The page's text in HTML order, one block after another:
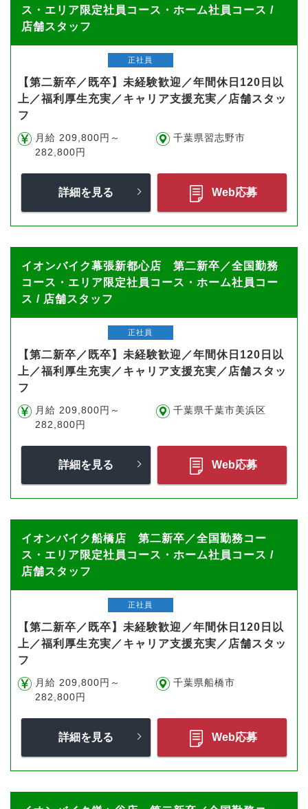
ス・エリア限定社員コース・ホーム社員コース /
店舗スタッフ
正社員
【第二新卒／既卒】未経験歓迎／年間休日120日以
上／福利厚生充実／キャリア支援充実／店舗スタッ
フ
月給 209,800円～
282,800円
千葉県習志野市
詳細を見る Web応募
イオンバイク幕張新都心店 第二新卒／全国勤務
コース・エリア限定社員コース・ホーム社員コー
ス / 店舗スタッフ
正社員
【第二新卒／既卒】未経験歓迎／年間休日120日以
上／福利厚生充実／キャリア支援充実／店舗スタッ
フ
月給 209,800円～
282,800円
千葉県千葉市美浜区
詳細を見る Web応募
イオンバイク船橋店 第二新卒／全国勤務コー
ス・エリア限定社員コース・ホーム社員コース /
店舗スタッフ
正社員
【第二新卒／既卒】未経験歓迎／年間休日120日以
上／福利厚生充実／キャリア支援充実／店舗スタッ
フ
月給 209,800円～
282,800円
千葉県船橋市
詳細を見る Web応募